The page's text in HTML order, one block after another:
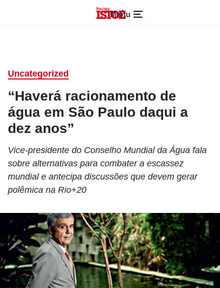
Menu
Uncategorized
“Haverá racionamento de
água em São Paulo daqui a
dez anos”
Vice-presidente do Conselho Mundial da Água fala
sobre alternativas para combater a escassez
mundial e antecipa discussões que devem gerar
polêmica na Rio+20